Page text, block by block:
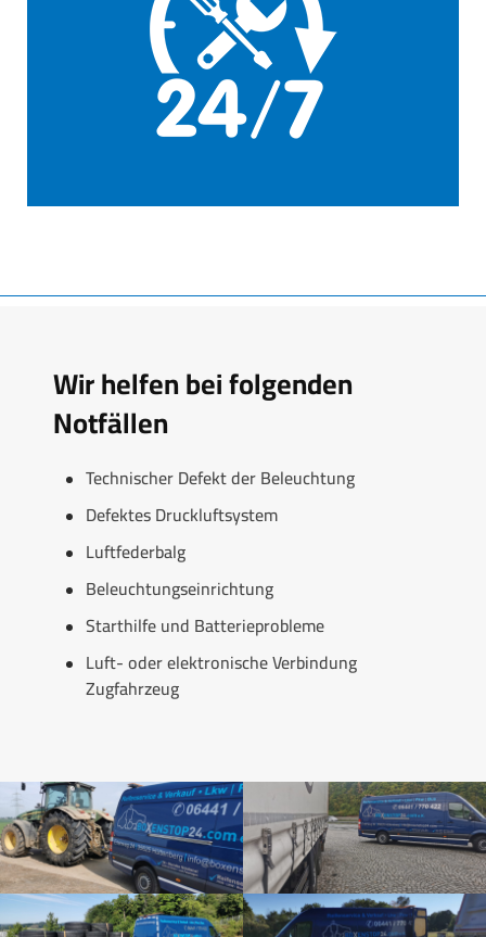
Wir helfen bei folgenden
Notfällen
Technischer Defekt der Beleuchtung
Defektes Druckluftsystem
Luftfederbalg
Beleuchtungseinrichtung
Starthilfe und Batterieprobleme
Luft- oder elektronische Verbindung
Zugfahrzeug